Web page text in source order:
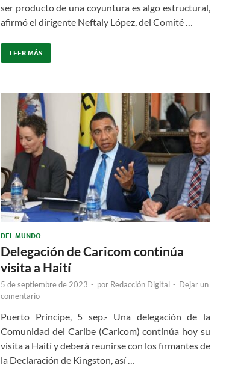
ser producto de una coyuntura es algo estructural,
afirmó el dirigente Neftaly López, del Comité …
LEER MÁS
DEL MUNDO
Delegación de Caricom continúa
visita a Haití
5 de septiembre de 2023 - por Redacción Digital - Dejar un
comentario
Puerto Príncipe, 5 sep.- Una delegación de la
Comunidad del Caribe (Caricom) continúa hoy su
visita a Haití y deberá reunirse con los firmantes de
la Declaración de Kingston, así …